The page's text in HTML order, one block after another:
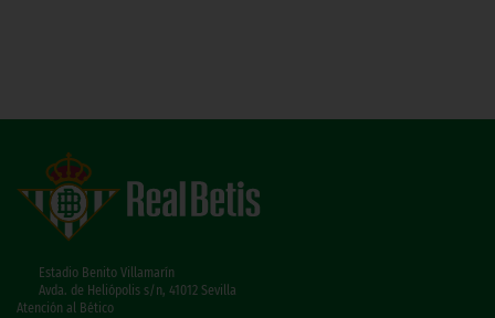
Estadio Benito Villamarín
Avda. de Heliópolis s/n, 41012 Sevilla
Atención al Bético